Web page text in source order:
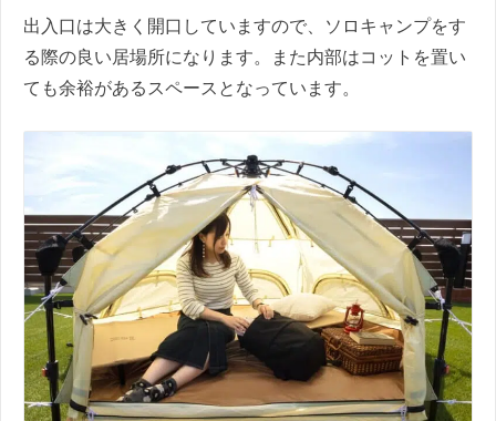
出入口は大きく開口していますので、ソロキャンプをす
る際の良い居場所になります。また内部はコットを置い
ても余裕があるスペースとなっています。